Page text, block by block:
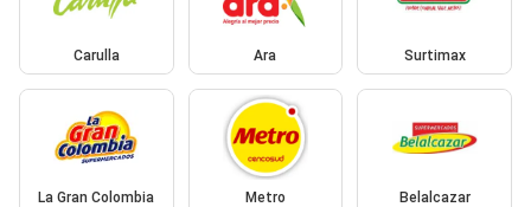
Carulla Ara Surtimax
La Gran Colombia Metro Belalcazar